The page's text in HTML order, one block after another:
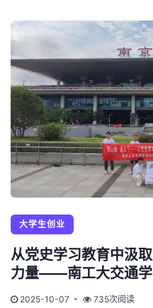
大学生创业
从党史学习教育中汲
力量——南工大交通学
2025-10-07 735次阅读